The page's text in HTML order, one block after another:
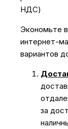
НДС)
Экономьте
интернет-
вариантов
за